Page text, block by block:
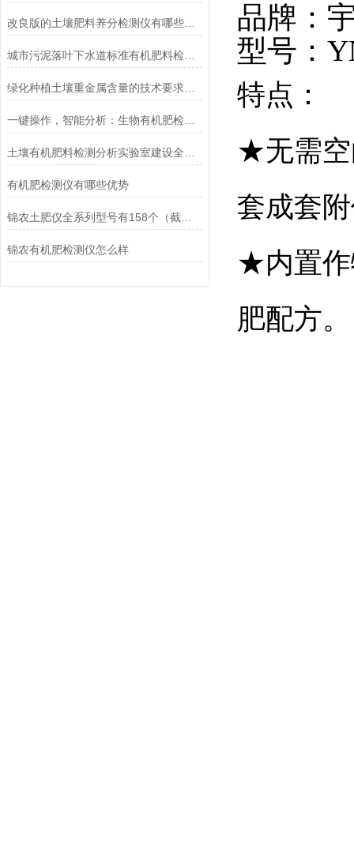
改良版的土壤肥料养分检测仪有哪些优点
绿化种植土壤重金属含量的技术要求及检测仪器
有机肥检测仪有哪些优势
锦农土肥仪全系列型号有158个（截止2026.5）
锦农有机肥检测仪怎么样
品牌：
型号：Y
特点：
★无需空
套成套
★内置作
肥配方。